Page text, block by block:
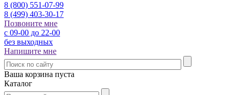
8 (800) 551-07-99
8 (499) 403-30-17
Позвоните мне
с 09-00 до 22-00
без выходных
Напишите мне
Ваша корзина пуста
Каталог